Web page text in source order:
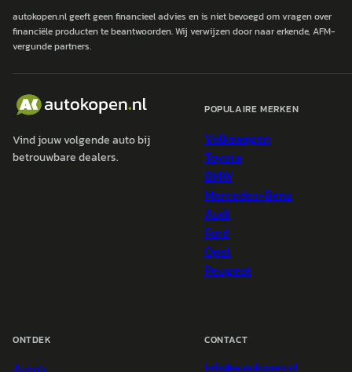
autokopen.nl geeft geen financieel advies en is niet bevoegd om vragen over
financiële producten te beantwoorden. Wij verwijzen door naar erkende, AFM-
vergunde partners.
Vind jouw volgende auto bij
betrouwbare dealers.
POPULAIRE MERKEN
Volkswagen
Toyota
BMW
Mercedes-Benz
Audi
Ford
Opel
Peugeot
ONTDEK CONTACT
info@autokopen.nl